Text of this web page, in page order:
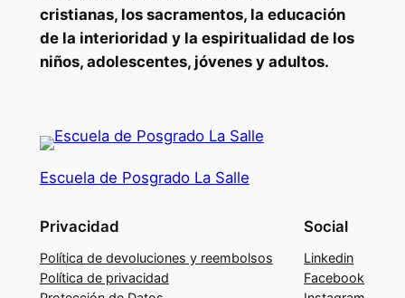
E
v
a
e
i
a
c
i
cristianas, los sacramentos, la educación
de la interioridad y la espiritualidad de los
niños, adolescentes, jóvenes y adultos.
Escuela de Posgrado La Salle
Privacidad
Política de devoluciones y reembolsos
Política de privacidad
Social
Linkedin
Facebook